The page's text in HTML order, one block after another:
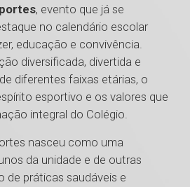
, evento que já se
no calendário escolar
educação e convivência.
diversificada, divertida e
diferentes faixas etárias, o
esportivo e os valores que
integral do Colégio.
nasceu como uma
da unidade e de outras
de práticas saudáveis e